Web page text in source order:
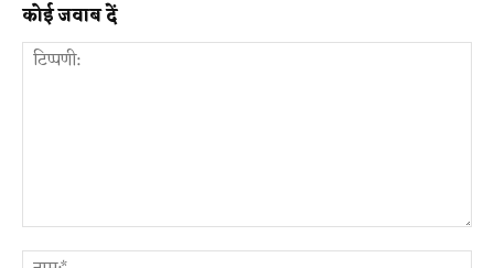
कोई जवाब दें